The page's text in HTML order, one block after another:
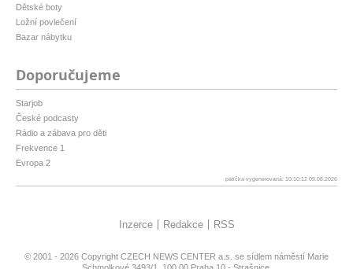
Dětské boty
Ložní povlečení
Bazar nábytku
Doporučujeme
Starjob
České podcasty
Rádio a zábava pro děti
Frekvence 1
Evropa 2
patička vygenerovaná: 10:10:12 09.08.2026
Inzerce Redakce RSS
© 2001 - 2026 Copyright CZECH NEWS CENTER a.s. se sídlem náměstí Marie